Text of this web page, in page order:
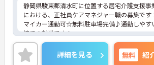
静岡県駿東郡清水町に位置する居宅介護支援事
における、正社員ケアマネジャー職の募集です
マイカー通勤可☆無料駐車場完備♪通勤しやす
境での就業です！
ご興味ある方には、面接対策ポイントなど、さ
詳細をお話しいたしますのでお気軽にご相談く
い。
詳細を見る 無料 紹